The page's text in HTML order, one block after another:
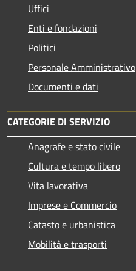
Uffici
Enti e fondazioni
Politici
Personale Amministrativo
Documenti e dati
CATEGORIE DI SERVIZIO
Anagrafe e stato civile
Cultura e tempo libero
Vita lavorativa
Imprese e Commercio
Catasto e urbanistica
Mobilità e trasporti